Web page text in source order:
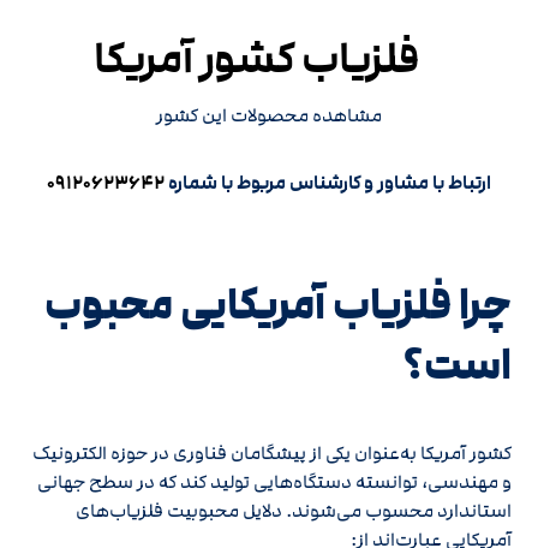
فلزیاب کشور آمریکا
مشاهده محصولات این کشور
ارتباط با مشاور و کارشناس مربوط با شماره
چرا فلزیاب آمریکایی محبوب
است؟
کشور آمریکا به‌عنوان یکی از پیشگامان فناوری در حوزه الکترونیک
و مهندسی، توانسته دستگاه‌هایی تولید کند که در سطح جهانی
استاندارد محسوب می‌شوند. دلایل محبوبیت فلزیاب‌های
آمریکایی عبارت‌اند از: